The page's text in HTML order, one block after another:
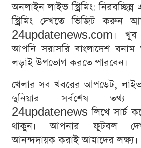
অনলাইন লাইভ স্ট্রিমিং:
স্ট্রিমিং দেখতে ভিজিট করুন
24updatenews.com। খুব
আপনি সরাসরি বাংলাদেশ
লড়াই উপভোগ করতে পারবেন।
খেলার সব খবরের আপডেট,
দুনিয়ার সর্বশেষ
24updatenews লিখে সার্চ
থাকুন। আপনার ফুটবল
আনন্দদায়ক করাই আমাদের লক্ষ্য।